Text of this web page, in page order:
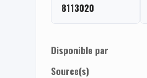
8113020
Disponible par
Source(s)